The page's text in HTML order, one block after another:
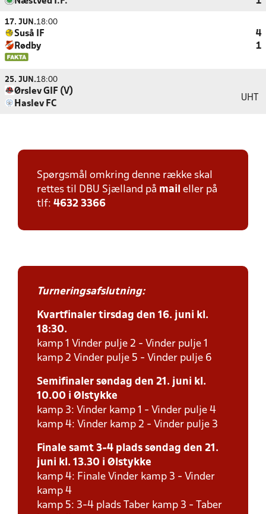
17. JUN.18:00
Suså IF
4
Rødby
1
25. JUN.18:00
Ørslev GIF (V)
Haslev FC
UHT
Spørgsmål omkring denne række skal
rettes til DBU Sjælland på mail eller på
tlf: 4632 3366
Turneringsafslutning:
Kvartfinaler tirsdag den 16. juni kl.
18:30.
kamp 1 Vinder pulje 2 - Vinder pulje 1
kamp 2 Vinder pulje 5 - Vinder pulje 6
Semifinaler søndag den 21. juni kl.
10.00 i Ølstykke
kamp 3: Vinder kamp 1 - Vinder pulje 4
kamp 4: Vinder kamp 2 - Vinder pulje 3
Finale samt 3-4 plads søndag den 21.
juni kl. 13.30 i Ølstykke
kamp 4: Finale Vinder kamp 3 - Vinder
kamp 4
kamp 5: 3-4 plads Taber kamp 3 - Taber